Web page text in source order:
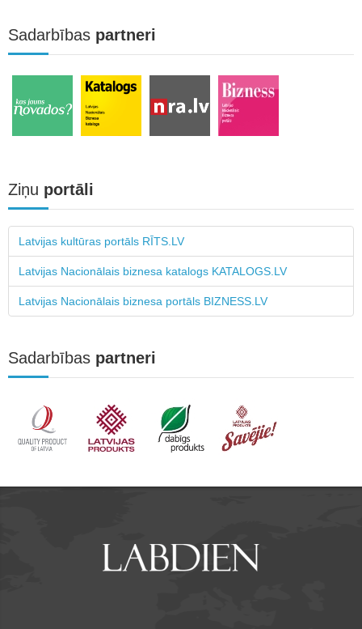
Sadarbības partneri
Ziņu portāli
Latvijas kultūras portāls RĪTS.LV
Latvijas Nacionālais biznesa katalogs KATALOGS.LV
Latvijas Nacionālais biznesa portāls BIZNESS.LV
Sadarbības partneri